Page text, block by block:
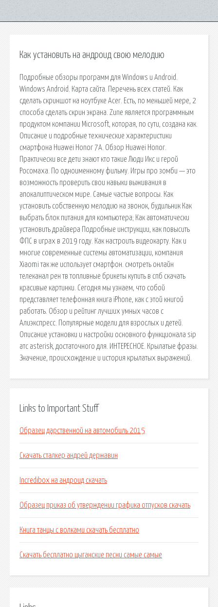
Как установить на андроид свою мелодию
Подробные обзоры программ для Windows и Android.
Windows Android. Карта сайта. Перечень всех статей. Как
сделать скриншот на ноутбуке Acer. Есть, по меньшей мере, 2
способа сделать скрин экрана. Zune является программным
продуктом компании Microsoft, которая, по сути, создана как.
Описание и подробные технические характеристики
смартфона Huawei Honor 7A. Обзор Huawei Honor.
Практически все дети знают кто такие Люди Икс и герой
Росомаха. По одноименному фильму. Игры про зомби — это
возможность проверить свои навыки выживания в
апокалиптическом мире. Самые частые вопросы. Как
установить собственную мелодию на звонок, будильник Как
выбрать блок питания для компьютера; Как автоматически
установить драйвера Подробные инструкции, как повысить
ФПС в играх в 2019 году. Как настроить видеокарту. Как и
многие современные системы автоматизации, компания
Xiaomi так же использует смартфон. смотреть онлайн
телеканал рен тв топливные брикеты купить в спб скачать
красивые картинки. Сегодня мы узнаем, что собой
представляет телефонная книга iPhone, как с этой книгой
работать. Обзор и рейтинг лучших умных часов с
Алиэкспресс. Популярные модели для взрослых и детей.
Описание установки и настройки основного функционала sip
атс asterisk, достаточного для. ИНТЕРЕСНОЕ. Крылатые фразы.
Значение, происхождение и история крылатых выражений.
Links to Important Stuff
Образец дарственной на автомобиль 2015
Скачать сталкер андрей державин
Incredibox на андроид скачать
Образец приказ об утверждении графика отпусков скачать
Книга танцы с волками скачать бесплатно
Скачать бесплатно цыганские песни самые самые